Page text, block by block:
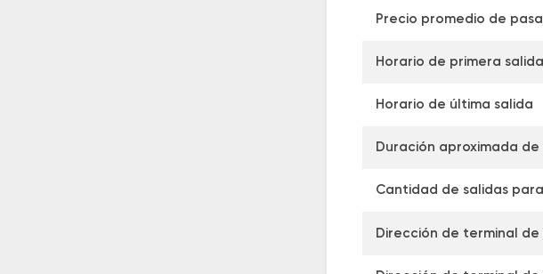
Precio promedio de
Horario de primera salida
Horario de última salida
Duración aproximada de
Cantidad de salidas
Dirección de terminal de